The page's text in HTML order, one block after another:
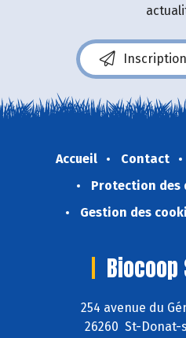
Accueil Contact
Protection des
Gestion des
Biocoop
254 avenue du
26260 St-Donat-